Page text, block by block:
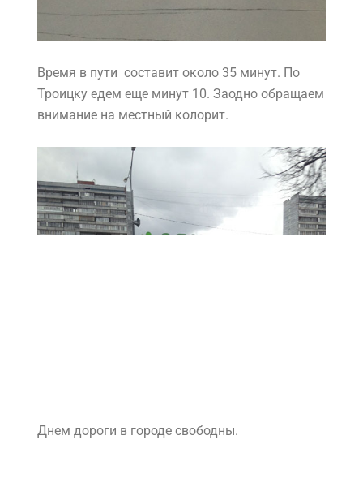
Время в пути составит около 35 минут. По
Троицку едем еще минут 10. Заодно обращаем
внимание на местный колорит.